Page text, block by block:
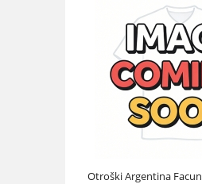
Otroški Argentina